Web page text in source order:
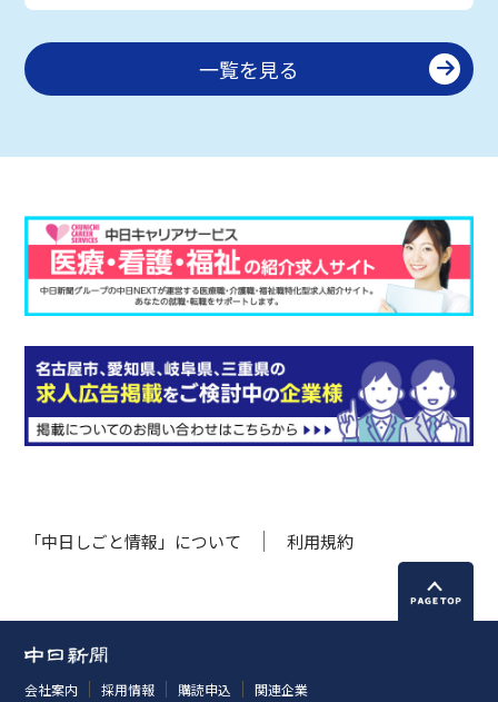
一覧を見る
「中日しごと情報」について 利用規約
会社案内 採用情報 購読申込 関連企業